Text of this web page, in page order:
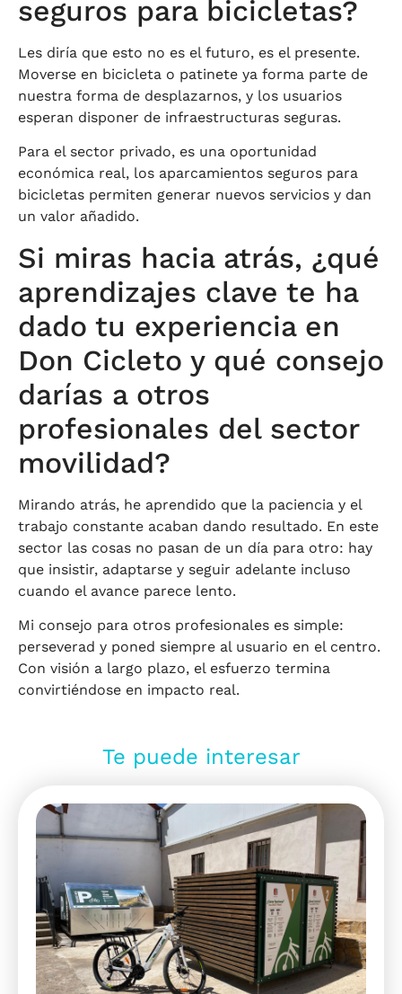
seguros para bicicletas?
Les diría que esto no es el futuro, es el presente.
Moverse en bicicleta o patinete ya forma parte de
nuestra forma de desplazarnos, y los usuarios
esperan disponer de infraestructuras seguras.
Para el sector privado, es una oportunidad
económica real, los aparcamientos seguros para
bicicletas permiten generar nuevos servicios y dan
un valor añadido.
Si miras hacia atrás, ¿qué
aprendizajes clave te ha
dado tu experiencia en
Don Cicleto y qué consejo
darías a otros
profesionales del sector
movilidad?
Mirando atrás, he aprendido que la paciencia y el
trabajo constante acaban dando resultado. En este
sector las cosas no pasan de un día para otro: hay
que insistir, adaptarse y seguir adelante incluso
cuando el avance parece lento.
Mi consejo para otros profesionales es simple:
perseverad y poned siempre al usuario en el centro.
Con visión a largo plazo, el esfuerzo termina
convirtiéndose en impacto real.
Te puede interesar